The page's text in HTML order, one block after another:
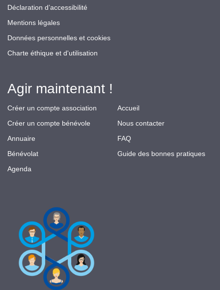
Déclaration d’accessibilité
Mentions légales
Données personnelles et cookies
Charte éthique et d'utilisation
Agir maintenant !
Créer un compte association
Créer un compte bénévole
Annuaire
Bénévolat
Agenda
Accueil
Nous contacter
FAQ
Guide des bonnes pratiques